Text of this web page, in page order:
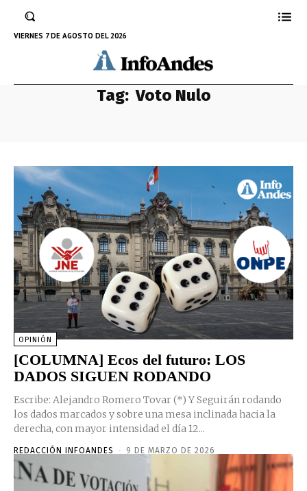
VIERNES 7 DE AGOSTO DEL 2026
Tag: Voto Nulo
OPINIÓN
[COLUMNA] Ecos del futuro: LOS
DADOS SIGUEN RODANDO
Escribe: Alejandro Romero Tovar (*) Y Seguirán rodando
los dados marcados y sobre una mesa inclinada hacia la
derecha, con mayor intensidad el día 12...
REDACCIÓN INFOANDES - 9 DE MARZO DE 2026